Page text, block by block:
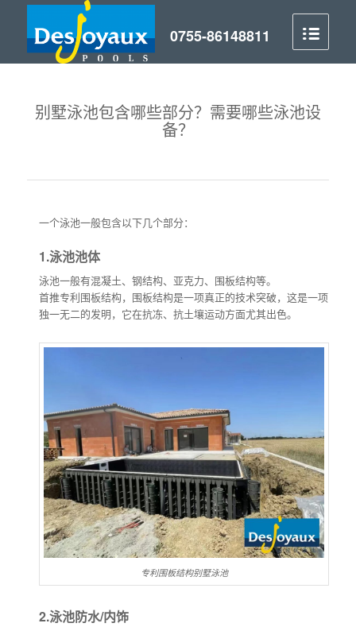
别墅泳池包含哪些部分？需要哪些泳池设
备？
一个泳池一般包含以下几个部分：
1.泳池池体
泳池一般有混凝土、钢结构、亚克力、围板结构等。
首推专利围板结构，围板结构是一项真正的技术突破，这是一项
独一无二的发明，它在抗冻、抗土壤运动方面尤其出色。
专利围板结构别墅泳池
2.泳池防水/内饰